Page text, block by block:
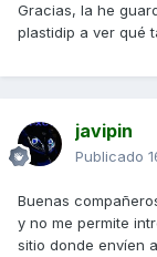
Gracias, la he
plastidip a ver qué
javipin
Publicado
Buenas
y no me permite
sitio donde envíen